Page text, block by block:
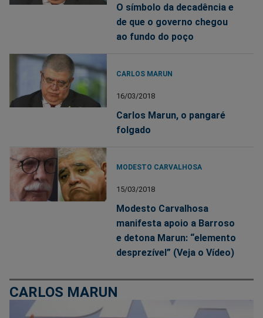
O símbolo da decadência e
de que o governo chegou
ao fundo do poço
CARLOS MARUN
16/03/2018
Carlos Marun, o pangaré
folgado
MODESTO CARVALHOSA
15/03/2018
Modesto Carvalhosa
manifesta apoio a Barroso
e detona Marun: “elemento
desprezível” (Veja o Vídeo)
CARLOS MARUN